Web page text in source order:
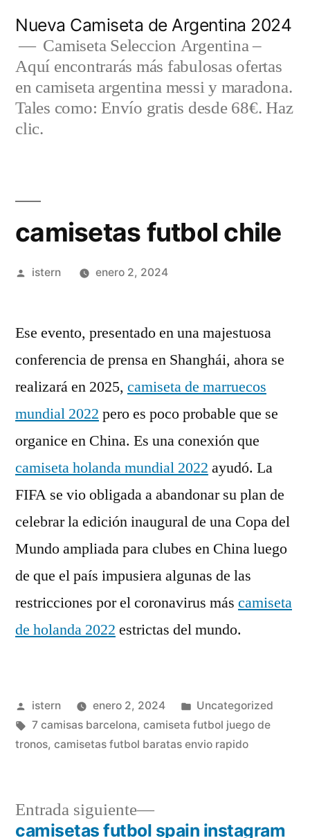
contenido
Nueva Camiseta de Argentina 2024
Camiseta Seleccion Argentina –
Aquí encontrarás más fabulosas ofertas
en camiseta argentina messi y maradona.
Tales como: Envío gratis desde 68€. Haz
clic.
camisetas futbol chile
Publicado
istern enero 2, 2024
Ese evento, presentado en una majestuosa
conferencia de prensa en Shanghái, ahora se
realizará en 2025, camiseta de marruecos
mundial 2022 pero es poco probable que se
organice en China. Es una conexión que
camiseta holanda mundial 2022 ayudó. La
FIFA se vio obligada a abandonar su plan de
celebrar la edición inaugural de una Copa del
Mundo ampliada para clubes en China luego
de que el país impusiera algunas de las
restricciones por el coronavirus más camiseta
de holanda 2022 estrictas del mundo.
Publicado
por
istern enero 2, 2024
Publicado
en
Uncategorized
Etiquetas:
7 camisas barcelona, camiseta futbol juego de
tronos, camisetas futbol baratas envio rapido
Entrada siguiente
Entrada
siguiente:
camisetas futbol spain instagram